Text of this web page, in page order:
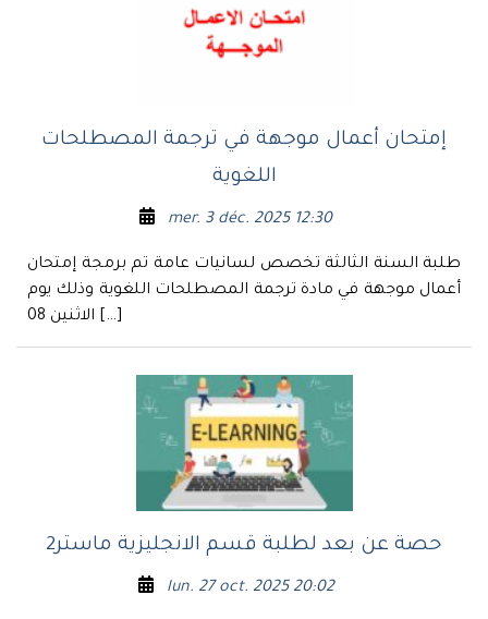
إمتحان أعمال موجهة في ترجمة المصطلحات
اللغوية
mer. 3 déc. 2025 12:30
طلبة السنة الثالثة تخصص لسانيات عامة تم برمجة إمتحان
أعمال موجهة في مادة ترجمة المصطلحات اللغوية وذلك يوم
الاثنين 08 […]
حصة عن بعد لطلبة قسم الانجليزية ماستر2
lun. 27 oct. 2025 20:02